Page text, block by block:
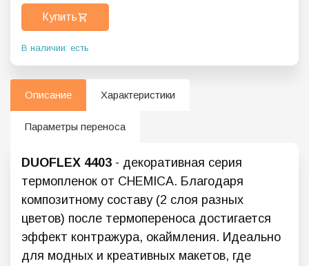
Купить
В наличии: есть
Описание Характеристики
Параметры переноса
DUOFLEX 4403 - декоративная серия
термопленок от CHEMICA. Благодаря
композитному составу (2 слоя разных
цветов) после термопереноса достигается
эффект контражура, окаймления. Идеально
для модных и креативных макетов, где